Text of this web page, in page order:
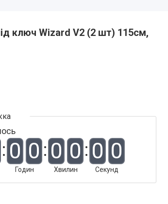
ключ Wizard V2 (2 шт) 115см,
0 0
Годин
0 0
Хвилин
0 0
Секунд